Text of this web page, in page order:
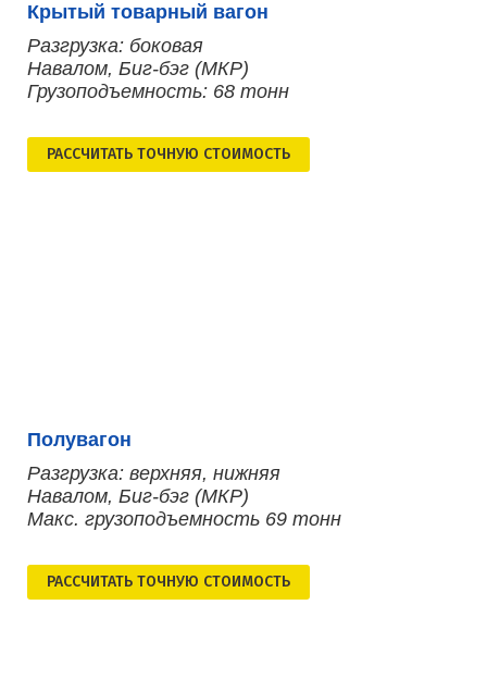
Крытый товарный вагон
Разгрузка: боковая
Навалом, Биг-бэг (МКР)
Грузоподъемность: 68 тонн
РАСCЧИТАТЬ ТОЧНУЮ СТОИМОСТЬ
Полувагон
Разгрузка: верхняя, нижняя
Навалом, Биг-бэг (МКР)
Макс. грузоподъемность 69 тонн
РАСCЧИТАТЬ ТОЧНУЮ СТОИМОСТЬ